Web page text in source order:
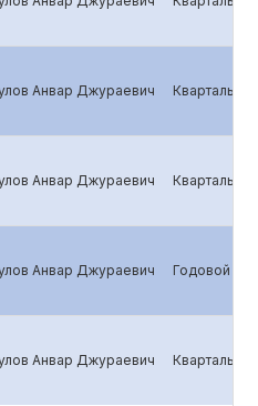
Анвар Джураевич
Анвар Джураевич
Анвар Джураевич Годовой
Анвар Джураевич